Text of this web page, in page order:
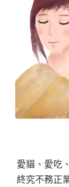
愛貓、愛吃
終究不務正